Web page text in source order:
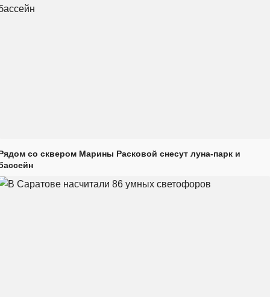
со сквером Марины Расковой снесут луна-парк и